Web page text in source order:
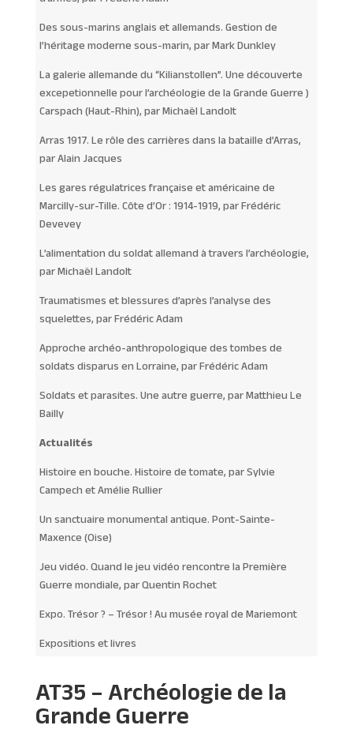
Des sous-marins anglais et allemands. Gestion de
l’héritage moderne sous-marin, par Mark Dunkley
La galerie allemande du “Kilianstollen”. Une découverte
excepetionnelle pour l’archéologie de la Grande Guerre )
Carspach (Haut-Rhin), par Michaël Landolt
Arras 1917. Le rôle des carrières dans la bataille d’Arras,
par Alain Jacques
Les gares régulatrices française et américaine de
Marcilly-sur-Tille. Côte d’Or : 1914-1919, par Frédéric
Devevey
L’alimentation du soldat allemand à travers l’archéologie,
par Michaël Landolt
Traumatismes et blessures d’après l’analyse des
squelettes, par Frédéric Adam
Approche archéo-anthropologique des tombes de
soldats disparus en Lorraine, par Frédéric Adam
Soldats et parasites. Une autre guerre, par Matthieu Le
Bailly
Actualités
Histoire en bouche. Histoire de tomate, par Sylvie
Campech et Amélie Rullier
Un sanctuaire monumental antique. Pont-Sainte-
Maxence (Oise)
Jeu vidéo. Quand le jeu vidéo rencontre la Première
Guerre mondiale, par Quentin Rochet
Expo. Trésor ? – Trésor ! Au musée royal de Mariemont
Expositions et livres
AT35 – Archéologie de la
Grande Guerre